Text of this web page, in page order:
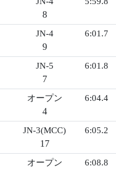
8
JN-4
9
6:01.7
JN-5
7
6:01.8
オープン
4
6:04.4
JN-3(MCC)
17
6:05.2
オープン 6:08.8